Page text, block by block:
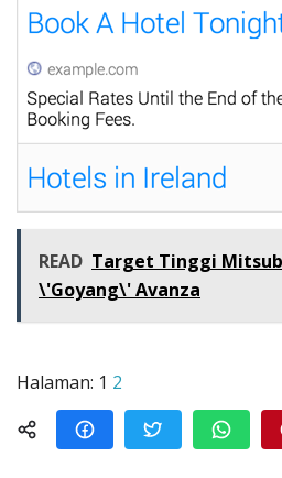
READ Target Tinggi
\'Goyang\' Avanza
Halaman: 1 2